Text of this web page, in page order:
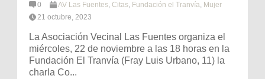
0 AV Las Fuentes, Citas, Fundación el Tranvía, Mujer
21 octubre, 2023
La Asociación Vecinal Las Fuentes organiza el
miércoles, 22 de noviembre a las 18 horas en la
Fundación El Tranvía (Fray Luis Urbano, 11) la
charla Co...